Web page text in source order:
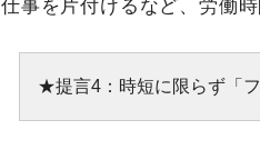
仕事を片付けるなど、労働
★提言4：時短に限らず「